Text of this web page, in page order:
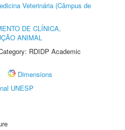
Veterinária (Câmpus de
DE CLÍNICA,
ANIMAL
RDIDP Academic
Dimensions
UNESP